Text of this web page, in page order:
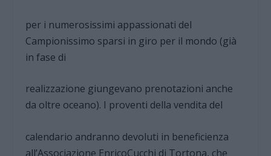
per i numerosissimi appassionati del
Campionissimo sparsi in giro per il mondo (già
in fase di
realizzazione giungevano prenotazioni anche
da oltre oceano). I proventi della vendita del
calendario andranno devoluti in beneficienza
all’Associazione EnricoCucchi di Tortona, che